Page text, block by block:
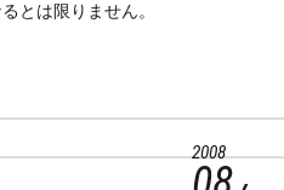
とは限りません。
2008